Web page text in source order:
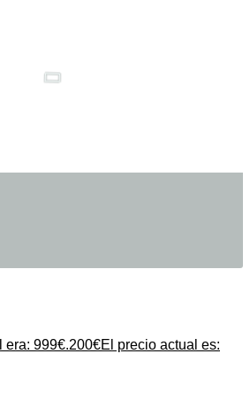
era: 999€.200€El precio actual es: